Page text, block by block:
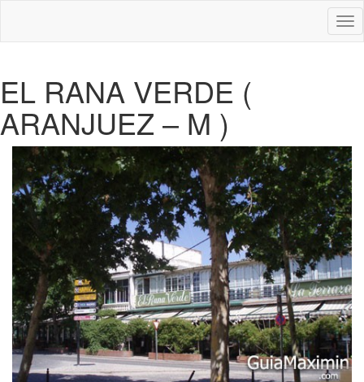
EL RANA VERDE (
ARANJUEZ – M )